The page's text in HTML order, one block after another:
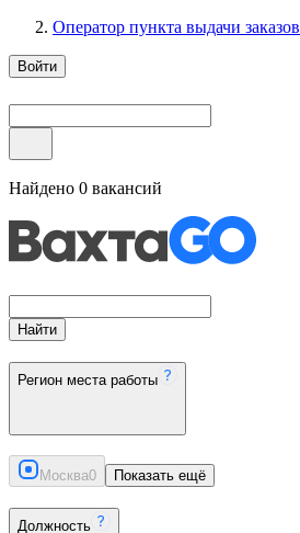
Оператор пункта выдачи заказов
Войти
Найдено 0 вакансий
Найти
Регион места работы
Москва0 Показать ещё
Должность